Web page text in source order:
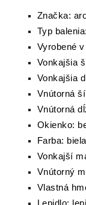
Značka:
Typ
Vyrobené
Vonkajšia
Vonkajšia
Vnútorná
Vnútorná
Okienko:
Farba: biela
Vonkajší
Vnútorný
Vlastná